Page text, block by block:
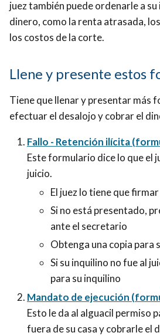
juez también puede ordenarle a
dinero, como la renta atrasada,
los costos de la corte.
Llene y presente estos
Tiene que llenar y presentar más
efectuar el desalojo y cobrar el
Fallo - Retención ilícita
Este formulario dice lo que el
juicio.
El juez lo tiene que firmar
Si no está presentado,
ante el secretario
Obtenga una copia para
Si su inquilino no fue al
para su inquilino
Mandato de ejecución
Esto le da al alguacil permiso
fuera de su casa y cobrarle el